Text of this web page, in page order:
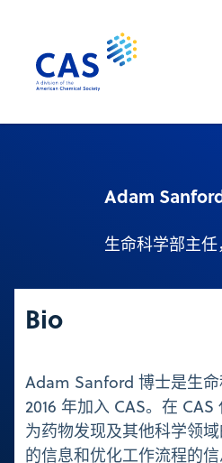
Adam
生命科学部主任
Bio
Adam Sanford 博士是生
2016 年加入 CAS。在
为药物发现及其他科学领
的信息和优化工作流程的